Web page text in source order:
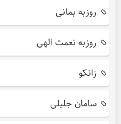
روزبه بمانی
روزبه نعمت الهی
زانکو
سامان جلیلی